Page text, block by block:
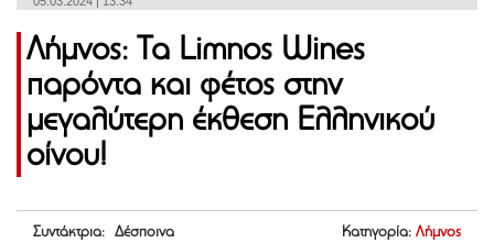
Λήμνος: Τα Limnos Wines
παρόντα και φέτος στην
μεγαλύτερη έκθεση Ελληνικού
οίνου!
Συντάκτρια: Δέσποινα
Κατηγορία: Λήμνος